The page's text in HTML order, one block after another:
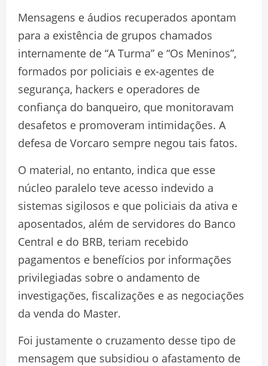
Mensagens e áudios recuperados apontam
para a existência de grupos chamados
internamente de “A Turma” e “Os Meninos”,
formados por policiais e ex-agentes de
segurança, hackers e operadores de
confiança do banqueiro, que monitoravam
desafetos e promoveram intimidações. A
defesa de Vorcaro sempre negou tais fatos.
O material, no entanto, indica que esse
núcleo paralelo teve acesso indevido a
sistemas sigilosos e que policiais da ativa e
aposentados, além de servidores do Banco
Central e do BRB, teriam recebido
pagamentos e benefícios por informações
privilegiadas sobre o andamento de
investigações, fiscalizações e as negociações
da venda do Master.
Foi justamente o cruzamento desse tipo de
mensagem que subsidiou o afastamento de